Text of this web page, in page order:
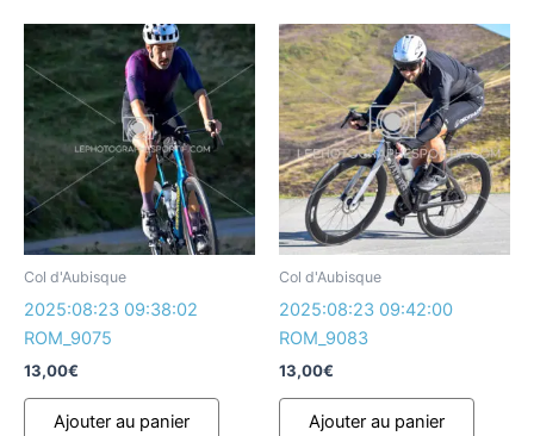
Col d'Aubisque
2025:08:23 09:38:02
ROM_9075
13,00€
Ajouter au panier
Col d'Aubisque
2025:08:23 09:42:00
ROM_9083
13,00€
Ajouter au panier